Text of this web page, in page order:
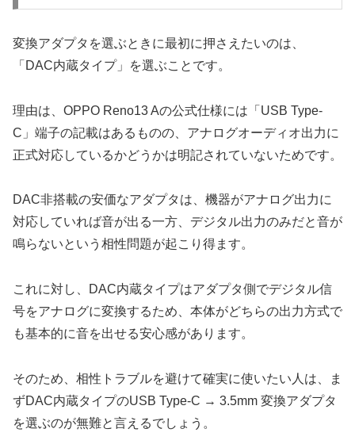
変換アダプタを選ぶときに最初に押さえたいのは、
「DAC内蔵タイプ」を選ぶことです。
理由は、OPPO Reno13 Aの公式仕様には「USB Type-
C」端子の記載はあるものの、アナログオーディオ出力に
正式対応しているかどうかは明記されていないためです。
DAC非搭載の安価なアダプタは、機器がアナログ出力に
対応していれば音が出る一方、デジタル出力のみだと音が
鳴らないという相性問題が起こり得ます。
これに対し、DAC内蔵タイプはアダプタ側でデジタル信
号をアナログに変換するため、本体がどちらの出力方式で
も基本的に音を出せる安心感があります。
そのため、相性トラブルを避けて確実に使いたい人は、ま
ずDAC内蔵タイプのUSB Type-C → 3.5mm 変換アダプタ
を選ぶのが無難と言えるでしょう。